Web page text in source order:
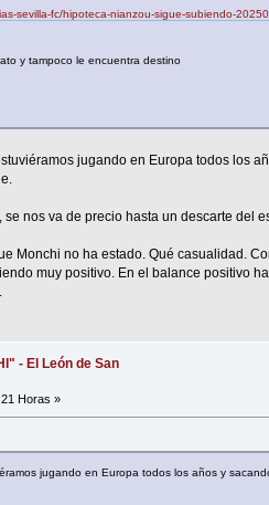
sevilla-fc/hipoteca-nianzou-sigue-subiendo-
y tampoco le encuentra destino
jugando en Europa todos los
nos va de precio hasta un descarte del
Monchi no ha estado. Qué casualidad.
muy positivo. En el balance positivo
- El León de San
Horas »
jugando en Europa todos los años y